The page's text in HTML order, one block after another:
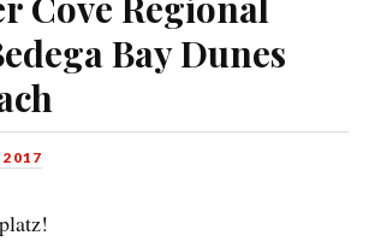
Bay Dunes
2017